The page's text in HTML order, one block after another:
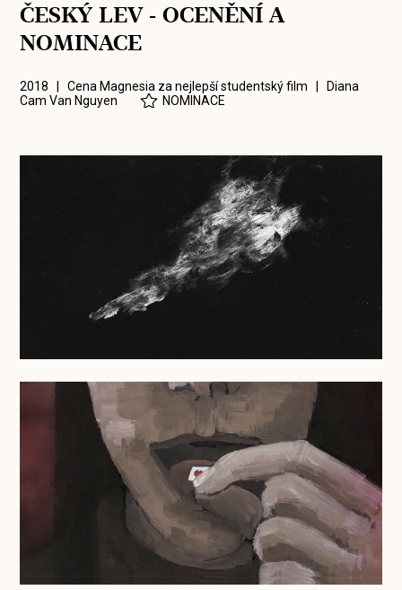
ČESKÝ LEV - OCENĚNÍ A
NOMINACE
2018 | Cena Magnesia za nejlepší studentský film | Diana
Cam Van Nguyen
NOMINACE